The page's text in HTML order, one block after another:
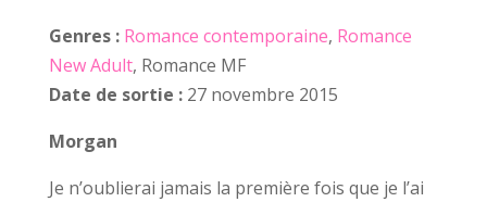
Genres : Romance contemporaine, Romance
New Adult, Romance MF
Date de sortie :27 novembre 2015
Morgan
Je n’oublierai jamais la première fois que je l’ai